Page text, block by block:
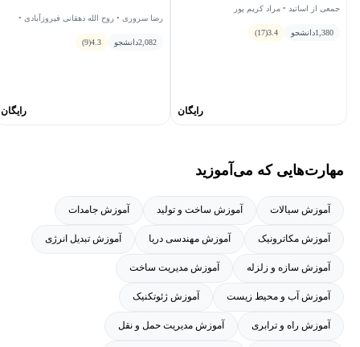
جمعی از اساتید • مراد کریم پور
1,380دانشجو 3.4
(17)
رایگان
رضا سروری • روح الله دهقانی فیروزآبادی •
مراد کریم پور • رحیم زارع نهندی • امیرحسین
2,082دانشجو 4.3
(9)
رایگان
مهارت‌هایی که می‌آموزید
آموزش سیالات آموزش ساخت و تولید آموزش جامدات
آموزش مکاترونیک آموزش مهندسی دریا آموزش تبدیل انرژی
آموزش سازه و زلزله آموزش مدیریت ساخت
آموزش آب و محیط زیست آموزش ژئوتکنیک
آموزش راه و ترابری آموزش مدیریت حمل و نقل